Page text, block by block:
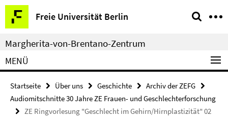
Springe
direkt
zu
Inhalt
Freie Universität Berlin
Service-
Navigation
Margherita-von-Brentano-Zentrum
MENÜ
Startseite Über uns Geschichte
Archiv der ZEFG
Audiomitschnitte 30 Jahre ZE Frauen- und Geschlechterforschung
ZE Ringvorlesung "Geschlecht im Gehirn/Hirnplastizität" 02